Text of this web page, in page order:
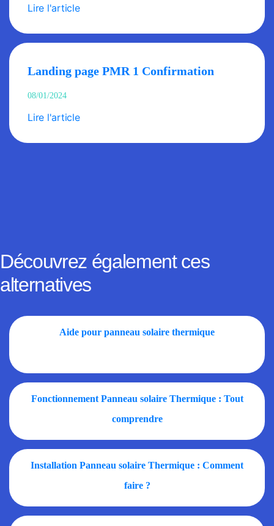
Lire l'article
Landing page PMR 1 Confirmation
08/01/2024
Lire l'article
Découvrez également ces
alternatives
Aide pour panneau solaire thermique
Fonctionnement Panneau solaire Thermique : Tout
comprendre
Installation Panneau solaire Thermique : Comment
faire ?